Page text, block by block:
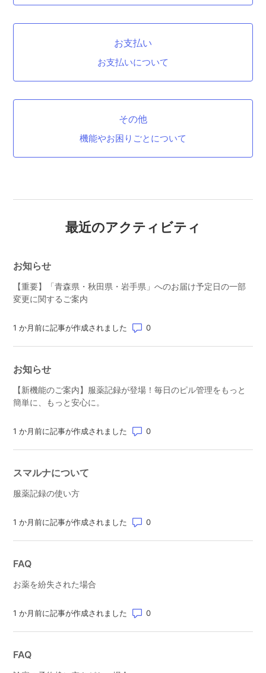
お支払い
お支払いについて
その他
機能やお困りごとについて
最近のアクティビティ
お知らせ
【重要】「青森県・秋田県・岩手県」へのお届け予定日の一部
変更に関するご案内
1 か月前に記事が作成されました コメント数: 0
お知らせ
【新機能のご案内】服薬記録が登場！毎日のピル管理をもっと
簡単に、もっと安心に。
1 か月前に記事が作成されました コメント数: 0
スマルナについて
服薬記録の使い方
1 か月前に記事が作成されました コメント数: 0
FAQ
お薬を紛失された場合
1 か月前に記事が作成されました コメント数: 0
FAQ